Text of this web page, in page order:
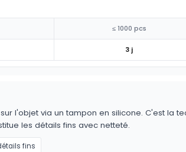
≤ 1000 pcs
3 j
l'objet via un tampon en silicone. C'est la
les détails fins avec netteté.
fins